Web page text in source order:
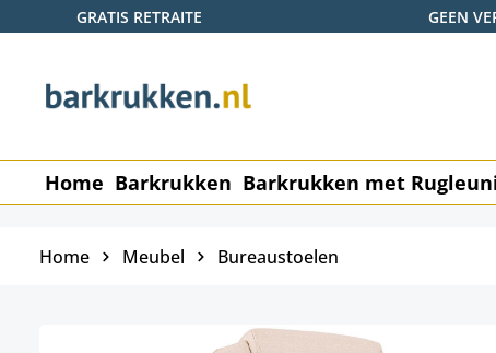
de hoofdinhoud
Ga naar de zoekopdracht
Ga naar de hoofdnavigatie
GRATIS RETRAITE GEEN
Home Barkrukken Barkrukken met
Home Meubel Bureaustoelen